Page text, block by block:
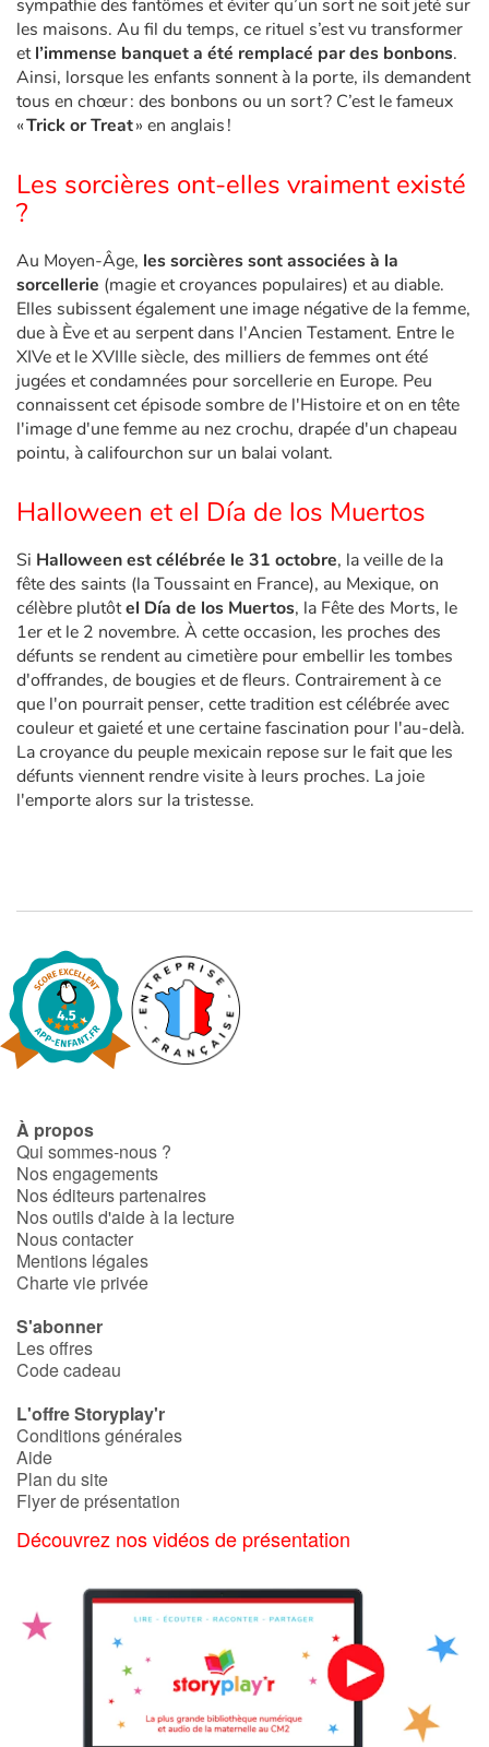
Apprendre les langues
Dyslexie, troubles de la lecture
Les plus lus
Coups de coeur
sympathie des fantômes et éviter qu’un sort ne soit jeté sur
les maisons. Au fil du temps, ce rituel s’est vu transformer
etl’immense banquet a été remplacé par des bonbons.
Ainsi, lorsque les enfants sonnent à la porte, ils demandent
tous en chœur : des bonbons ou un sort ? C’est le fameux
«Trick or Treat» en anglais !
Les sorcières ont-elles vraiment existé
?
Au Moyen-Âge, les sorcières sont associées à la
sorcellerie (magie et croyances populaires) et au diable.
Elles subissent également une image négative de la femme,
due à Ève et au serpent dans l'Ancien Testament. Entre le
XIVe et le XVIIIe siècle, des milliers de femmes ont été
jugées et condamnées pour sorcellerie en Europe. Peu
connaissent cet épisode sombre de l'Histoire et on en tête
l'image d'une femme au nez crochu, drapée d'un chapeau
pointu, à califourchon sur un balai volant.
Halloween et el Día de los Muertos
Si Halloween est célébrée le 31 octobre, la veille de la
fête des saints (la Toussaint en France), au Mexique, on
célèbre plutôtel Día de los Muertos, la Fête des Morts, le
1er et le 2 novembre. À cette occasion, les proches des
défunts se rendent au cimetière pour embellir les tombes
d'offrandes, de bougies et de fleurs. Contrairement à ce
que l'on pourrait penser, cette tradition est célébrée avec
couleur et gaieté et une certaine fascination pour l'au-delà.
La croyance du peuple mexicain repose sur le fait que les
défunts viennent rendre visite à leurs proches. La joie
l'emporte alors sur la tristesse.
À propos
Qui sommes-nous ?
Nos engagements
Nos éditeurs partenaires
Nos outils d'aide à la lecture
Nous contacter
Mentions légales
Charte vie privée
S'abonner
Les offres
Code cadeau
L'offre Storyplay'r
Conditions générales
Aide
Plan du site
Flyer de présentation
Découvrez nos vidéos de présentation